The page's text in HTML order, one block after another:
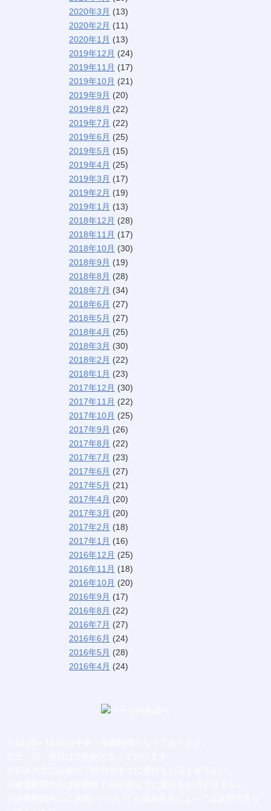
2020年3月 (13)
2020年2月 (11)
2020年1月 (13)
2019年12月 (24)
2019年11月 (17)
2019年10月 (21)
2019年9月 (20)
2019年8月 (22)
2019年7月 (22)
2019年6月 (25)
2019年5月 (15)
2019年4月 (25)
2019年3月 (17)
2019年2月 (19)
2019年1月 (13)
2018年12月 (28)
2018年11月 (17)
2018年10月 (30)
2018年9月 (19)
2018年8月 (28)
2018年7月 (34)
2018年6月 (27)
2018年5月 (27)
2018年4月 (25)
2018年3月 (30)
2018年2月 (22)
2018年1月 (23)
2017年12月 (30)
2017年11月 (22)
2017年10月 (25)
2017年9月 (26)
2017年8月 (22)
2017年7月 (23)
2017年6月 (27)
2017年5月 (21)
2017年4月 (20)
2017年3月 (20)
2017年2月 (18)
2017年1月 (16)
2016年12月 (25)
2016年11月 (18)
2016年10月 (20)
2016年9月 (17)
2016年8月 (22)
2016年7月 (27)
2016年6月 (24)
2016年5月 (28)
2016年4月 (24)